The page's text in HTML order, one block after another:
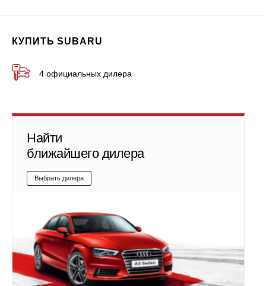
КУПИТЬ SUBARU
4 официальных дилера
Найти
ближайшего дилера
Выбрать дилера